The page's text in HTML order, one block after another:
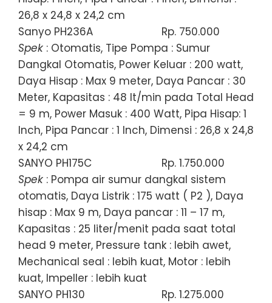
26,8 x 24,8 x 24,2 cm
Sanyo PH236A
Rp. 750.000
Spek : Otomatis, Tipe Pompa : Sumur
Dangkal Otomatis, Power Keluar : 200 watt,
Daya Hisap : Max 9 meter, Daya Pancar : 30
Meter, Kapasitas : 48 lt/min pada Total Head
= 9 m, Power Masuk : 400 Watt, Pipa Hisap: 1
Inch, Pipa Pancar : 1 Inch, Dimensi : 26,8 x 24,8
x 24,2 cm
SANYO PH175C
Rp. 1.750.000
Spek : Pompa air sumur dangkal sistem
otomatis, Daya Listrik : 175 watt ( P2 ), Daya
hisap : Max 9 m, Daya pancar : 11 – 17 m,
Kapasitas : 25 liter/menit pada saat total
head 9 meter, Pressure tank : lebih awet,
Mechanical seal : lebih kuat, Motor : lebih
kuat, Impeller : lebih kuat
SANYO PH130
Rp. 1.275.000